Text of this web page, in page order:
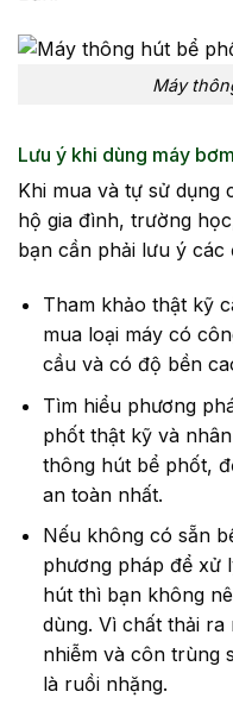
Máy
Lưu ý khi dùng máy
Khi mua và tự sử dụng
hộ gia đình, trường
bạn cần phải lưu ý các
Tham khảo thật kỹ
mua loại máy có
cầu và có độ bền
Tìm hiểu phương
phốt thật kỹ và
thông hút bể phốt,
an toàn nhất.
Nếu không có sẵn
phương pháp để xử
hút thì bạn không
dùng. Vì chất thải
nhiễm và côn trùng
là ruồi nhặng.